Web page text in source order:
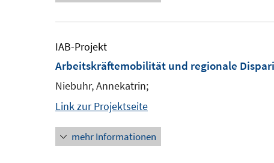
IAB-Projekt
Arbeitskräftemobilität und regionale
Niebuhr, Annekatrin;
Link zur Projektseite
mehr Informationen